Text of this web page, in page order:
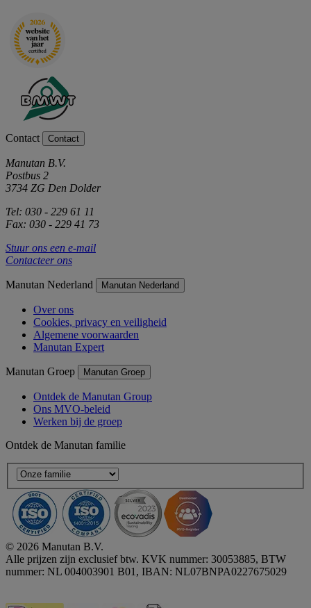
Contact Contact
Manutan B.V.
Postbus 2
3734 ZG Den Dolder
Tel: 030 - 229 61 11
Fax: 030 - 229 41 73
Stuur ons een e-mail
Contacteer ons
Manutan Nederland Manutan Nederland
Over ons
Cookies, privacy en veiligheid
Algemene voorwaarden
Manutan Expert
Manutan Groep Manutan Groep
Ontdek de Manutan Group
Ons MVO-beleid
Werken bij de groep
Ontdek de Manutan familie
© 2026 Manutan B.V.
Alle prijzen zijn exclusief btw. KVK nummer: 30053885, BTW
nummer: NL 004003901 B01, IBAN: NL07BNPA0227675029